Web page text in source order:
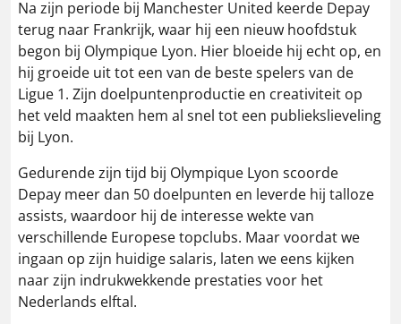
Na zijn periode bij Manchester United keerde Depay
terug naar Frankrijk, waar hij een nieuw hoofdstuk
begon bij Olympique Lyon. Hier bloeide hij echt op, en
hij groeide uit tot een van de beste spelers van de
Ligue 1. Zijn doelpuntenproductie en creativiteit op
het veld maakten hem al snel tot een publiekslieveling
bij Lyon.
Gedurende zijn tijd bij Olympique Lyon scoorde
Depay meer dan 50 doelpunten en leverde hij talloze
assists, waardoor hij de interesse wekte van
verschillende Europese topclubs. Maar voordat we
ingaan op zijn huidige salaris, laten we eens kijken
naar zijn indrukwekkende prestaties voor het
Nederlands elftal.